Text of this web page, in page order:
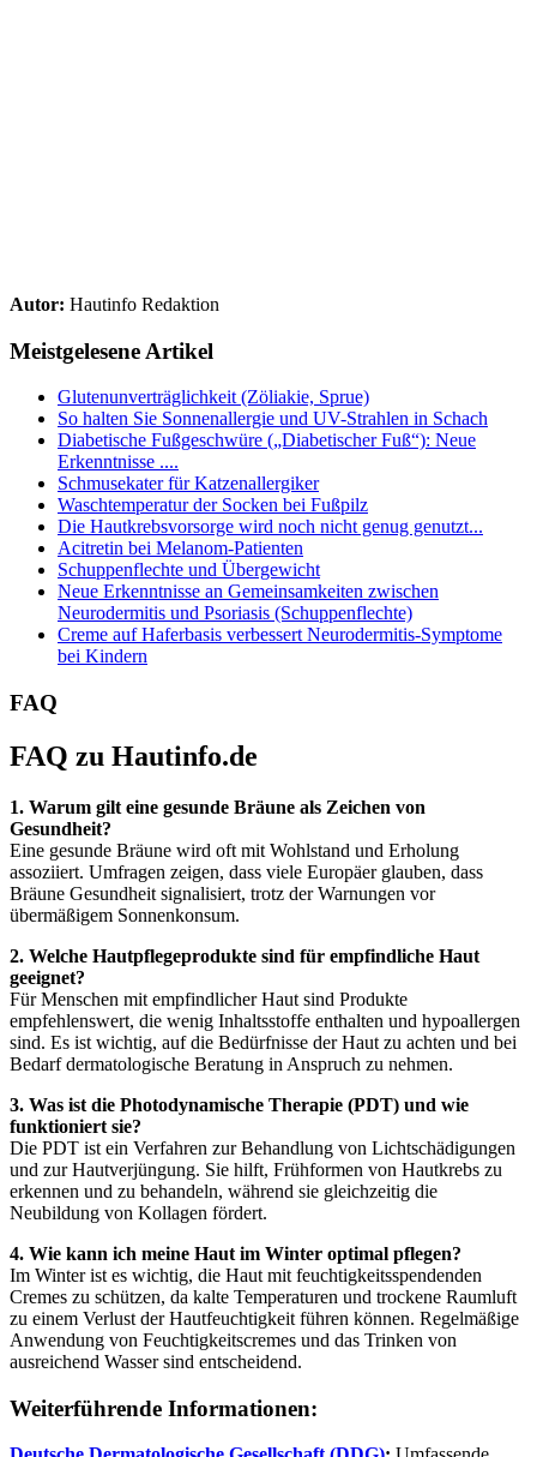
Autor: Hautinfo Redaktion
Meistgelesene Artikel
Glutenunverträglichkeit (Zöliakie, Sprue)
So halten Sie Sonnenallergie und UV-Strahlen in Schach
Diabetische Fußgeschwüre („Diabetischer Fuß“): Neue
Erkenntnisse ....
Schmusekater für Katzenallergiker
Waschtemperatur der Socken bei Fußpilz
Die Hautkrebsvorsorge wird noch nicht genug genutzt...
Acitretin bei Melanom-Patienten
Schuppenflechte und Übergewicht
Neue Erkenntnisse an Gemeinsamkeiten zwischen
Neurodermitis und Psoriasis (Schuppenflechte)
Creme auf Haferbasis verbessert Neurodermitis-Symptome
bei Kindern
FAQ
FAQ zu Hautinfo.de
1. Warum gilt eine gesunde Bräune als Zeichen von
Gesundheit?
Eine gesunde Bräune wird oft mit Wohlstand und Erholung
assoziiert. Umfragen zeigen, dass viele Europäer glauben, dass
Bräune Gesundheit signalisiert, trotz der Warnungen vor
übermäßigem Sonnenkonsum.
2. Welche Hautpflegeprodukte sind für empfindliche Haut
geeignet?
Für Menschen mit empfindlicher Haut sind Produkte
empfehlenswert, die wenig Inhaltsstoffe enthalten und hypoallergen
sind. Es ist wichtig, auf die Bedürfnisse der Haut zu achten und bei
Bedarf dermatologische Beratung in Anspruch zu nehmen.
3. Was ist die Photodynamische Therapie (PDT) und wie
funktioniert sie?
Die PDT ist ein Verfahren zur Behandlung von Lichtschädigungen
und zur Hautverjüngung. Sie hilft, Frühformen von Hautkrebs zu
erkennen und zu behandeln, während sie gleichzeitig die
Neubildung von Kollagen fördert.
4. Wie kann ich meine Haut im Winter optimal pflegen?
Im Winter ist es wichtig, die Haut mit feuchtigkeitsspendenden
Cremes zu schützen, da kalte Temperaturen und trockene Raumluft
zu einem Verlust der Hautfeuchtigkeit führen können. Regelmäßige
Anwendung von Feuchtigkeitscremes und das Trinken von
ausreichend Wasser sind entscheidend.
Weiterführende Informationen: